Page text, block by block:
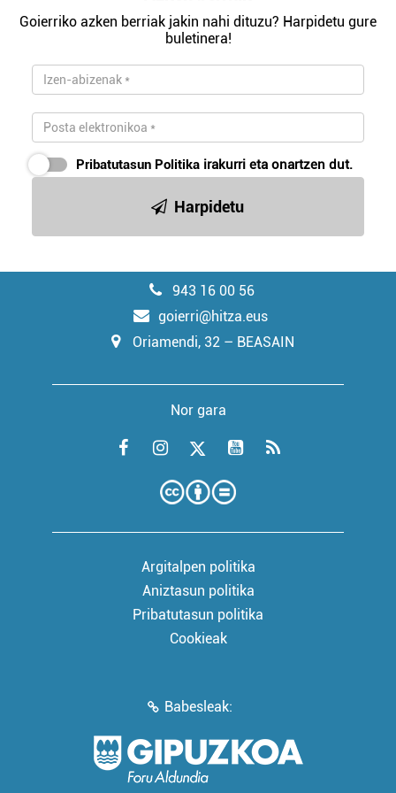
Goierriko azken berriak jakin nahi dituzu? Harpidetu gure
buletinera!
Pribatutasun Politika irakurri eta onartzen dut.
Harpidetu
943 16 00 56
goierri@hitza.eus
Oriamendi, 32 – BEASAIN
Nor gara
Argitalpen politika
Aniztasun politika
Pribatutasun politika
Cookieak
Babesleak: